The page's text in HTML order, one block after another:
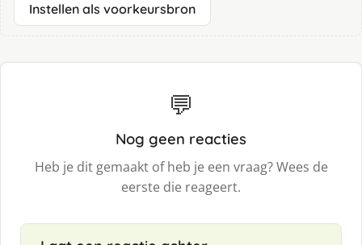
Instellen als voorkeursbron
💬
Nog geen reacties
Heb je dit gemaakt of heb je een vraag? Wees de
eerste die reageert.